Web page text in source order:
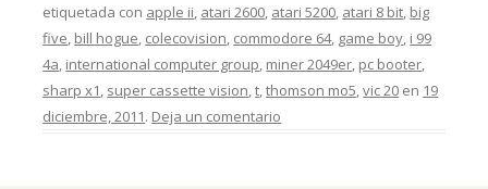
etiquetada con apple ii, atari 2600, atari 5200, atari 8 bit, big
five, bill hogue, colecovision, commodore 64, game boy, i 99
4a, international computer group, miner 2049er, pc booter,
sharp x1, super cassette vision,t,thomson mo5,vic 20 en 19
diciembre, 2011. Deja un comentario